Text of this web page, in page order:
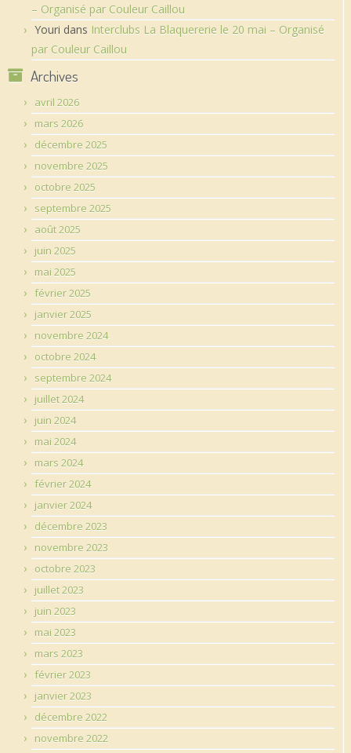
– Organisé par Couleur Caillou
Youri dans Interclubs La Blaquererie le 20 mai – Organisé
par Couleur Caillou
Archives
avril 2026
mars 2026
décembre 2025
novembre 2025
octobre 2025
septembre 2025
août 2025
juin 2025
mai 2025
février 2025
janvier 2025
novembre 2024
octobre 2024
septembre 2024
juillet 2024
juin 2024
mai 2024
mars 2024
février 2024
janvier 2024
décembre 2023
novembre 2023
octobre 2023
juillet 2023
juin 2023
mai 2023
mars 2023
février 2023
janvier 2023
décembre 2022
novembre 2022